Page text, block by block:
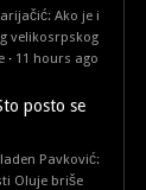
Ako je i
velikosrpskog
· 11 hours ago
posto se
Pavković:
Oluje briše